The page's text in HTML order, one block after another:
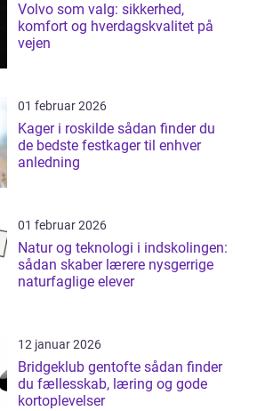
Volvo som valg: sikkerhed,
komfort og hverdagskvalitet på
vejen
01 februar 2026
Kager i roskilde sådan finder du
de bedste festkager til enhver
anledning
01 februar 2026
Natur og teknologi i indskolingen:
sådan skaber lærere nysgerrige
naturfaglige elever
12 januar 2026
Bridgeklub gentofte sådan finder
du fællesskab, læring og gode
kortoplevelser